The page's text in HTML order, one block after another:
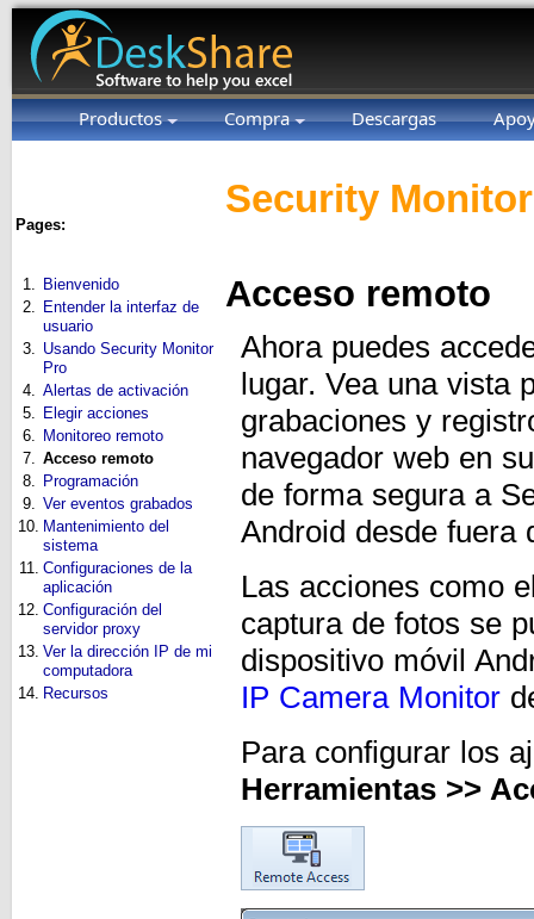
Productos Compra Descargas
Pages:
1.
Bienvenido
2.
Entender la interfaz de
usuario
3.
Usando Security Monitor
Pro
4.
Alertas de activación
5.
Elegir acciones
6.
Monitoreo remoto
7.
Acceso remoto
8.
Programación
9.
Ver eventos grabados
10. Mantenimiento del
sistema
11.
Configuraciones de la
aplicación
12. Configuración del
servidor proxy
13. Ver la dirección IP de mi
computadora
14. Recursos
Security
Acceso remoto
Ahora puedes
lugar. Vea una vista
grabaciones y
navegador web en
de forma segura a
Android desde
Las acciones como
captura de fotos se
dispositivo móvil
IP Camera Monitor
Para configurar los
Herramientas >>